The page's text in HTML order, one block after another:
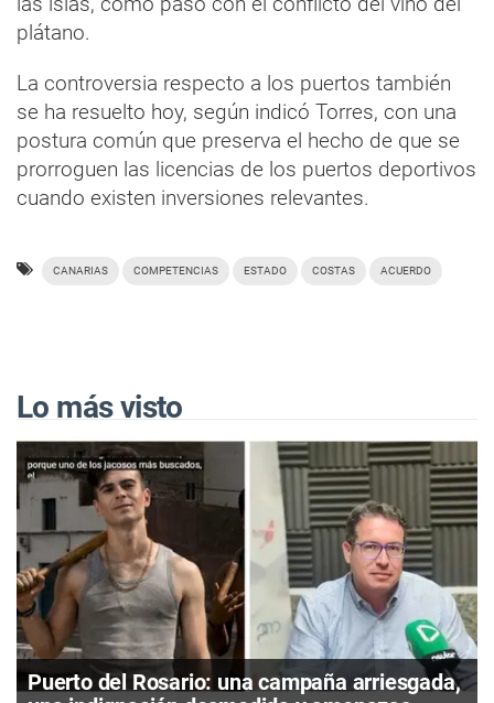
plátano.
La controversia respecto a los puertos también
se ha resuelto hoy, según indicó Torres, con una
postura común que preserva el hecho de que se
prorroguen las licencias de los puertos deportivos
cuando existen inversiones relevantes.
CANARIAS COMPETENCIAS ESTADO COSTAS ACUERDO
Lo más visto
Puerto del Rosario: una campaña arriesgada,